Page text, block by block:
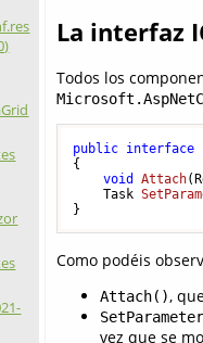
La interfaz
Todos los
public interface
{
void
Attach(
Task
Como podéis
Attach(),
vez que se